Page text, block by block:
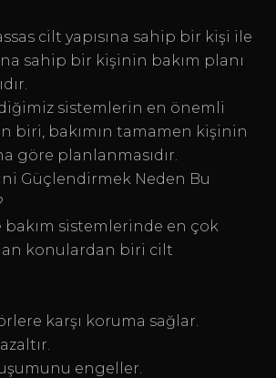
cilt yapısına sahip bir kişi ile
sahip bir kişinin bakım planı
sistemlerin en önemli
biri, bakımın tamamen kişinin
göre planlanmasıdır.
Güçlendirmek Neden Bu
bakım sistemlerinde en çok
konulardan biri cilt
karşı koruma sağlar.
engeller.